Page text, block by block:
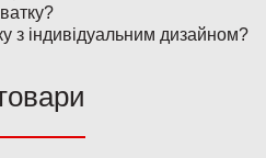
з індивідуальним дизайном?